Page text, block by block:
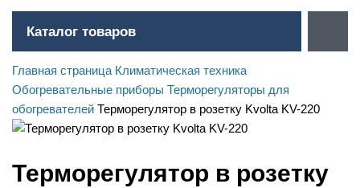
Каталог товаров
Главная страница Климатическая техника
Обогревательные приборы Терморегуляторы для
обогревателей Терморегулятор в розетку Kvolta KV-220
Терморегулятор в розетку